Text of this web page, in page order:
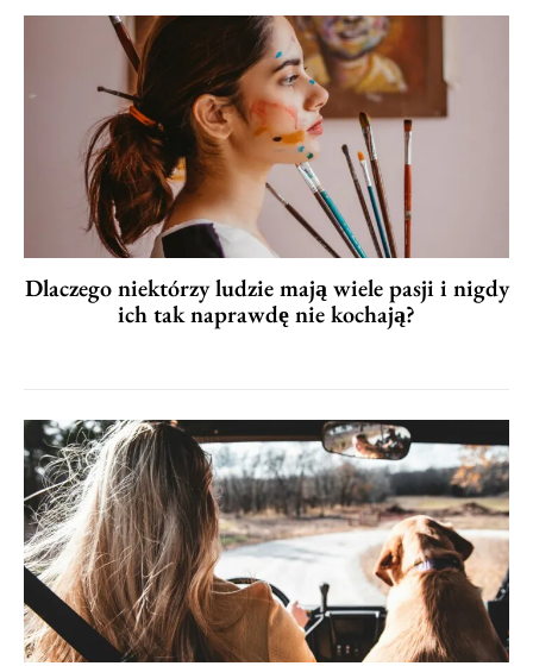
Dlaczego niektórzy ludzie mają wiele pasji i nigdy
ich tak naprawdę nie kochają?